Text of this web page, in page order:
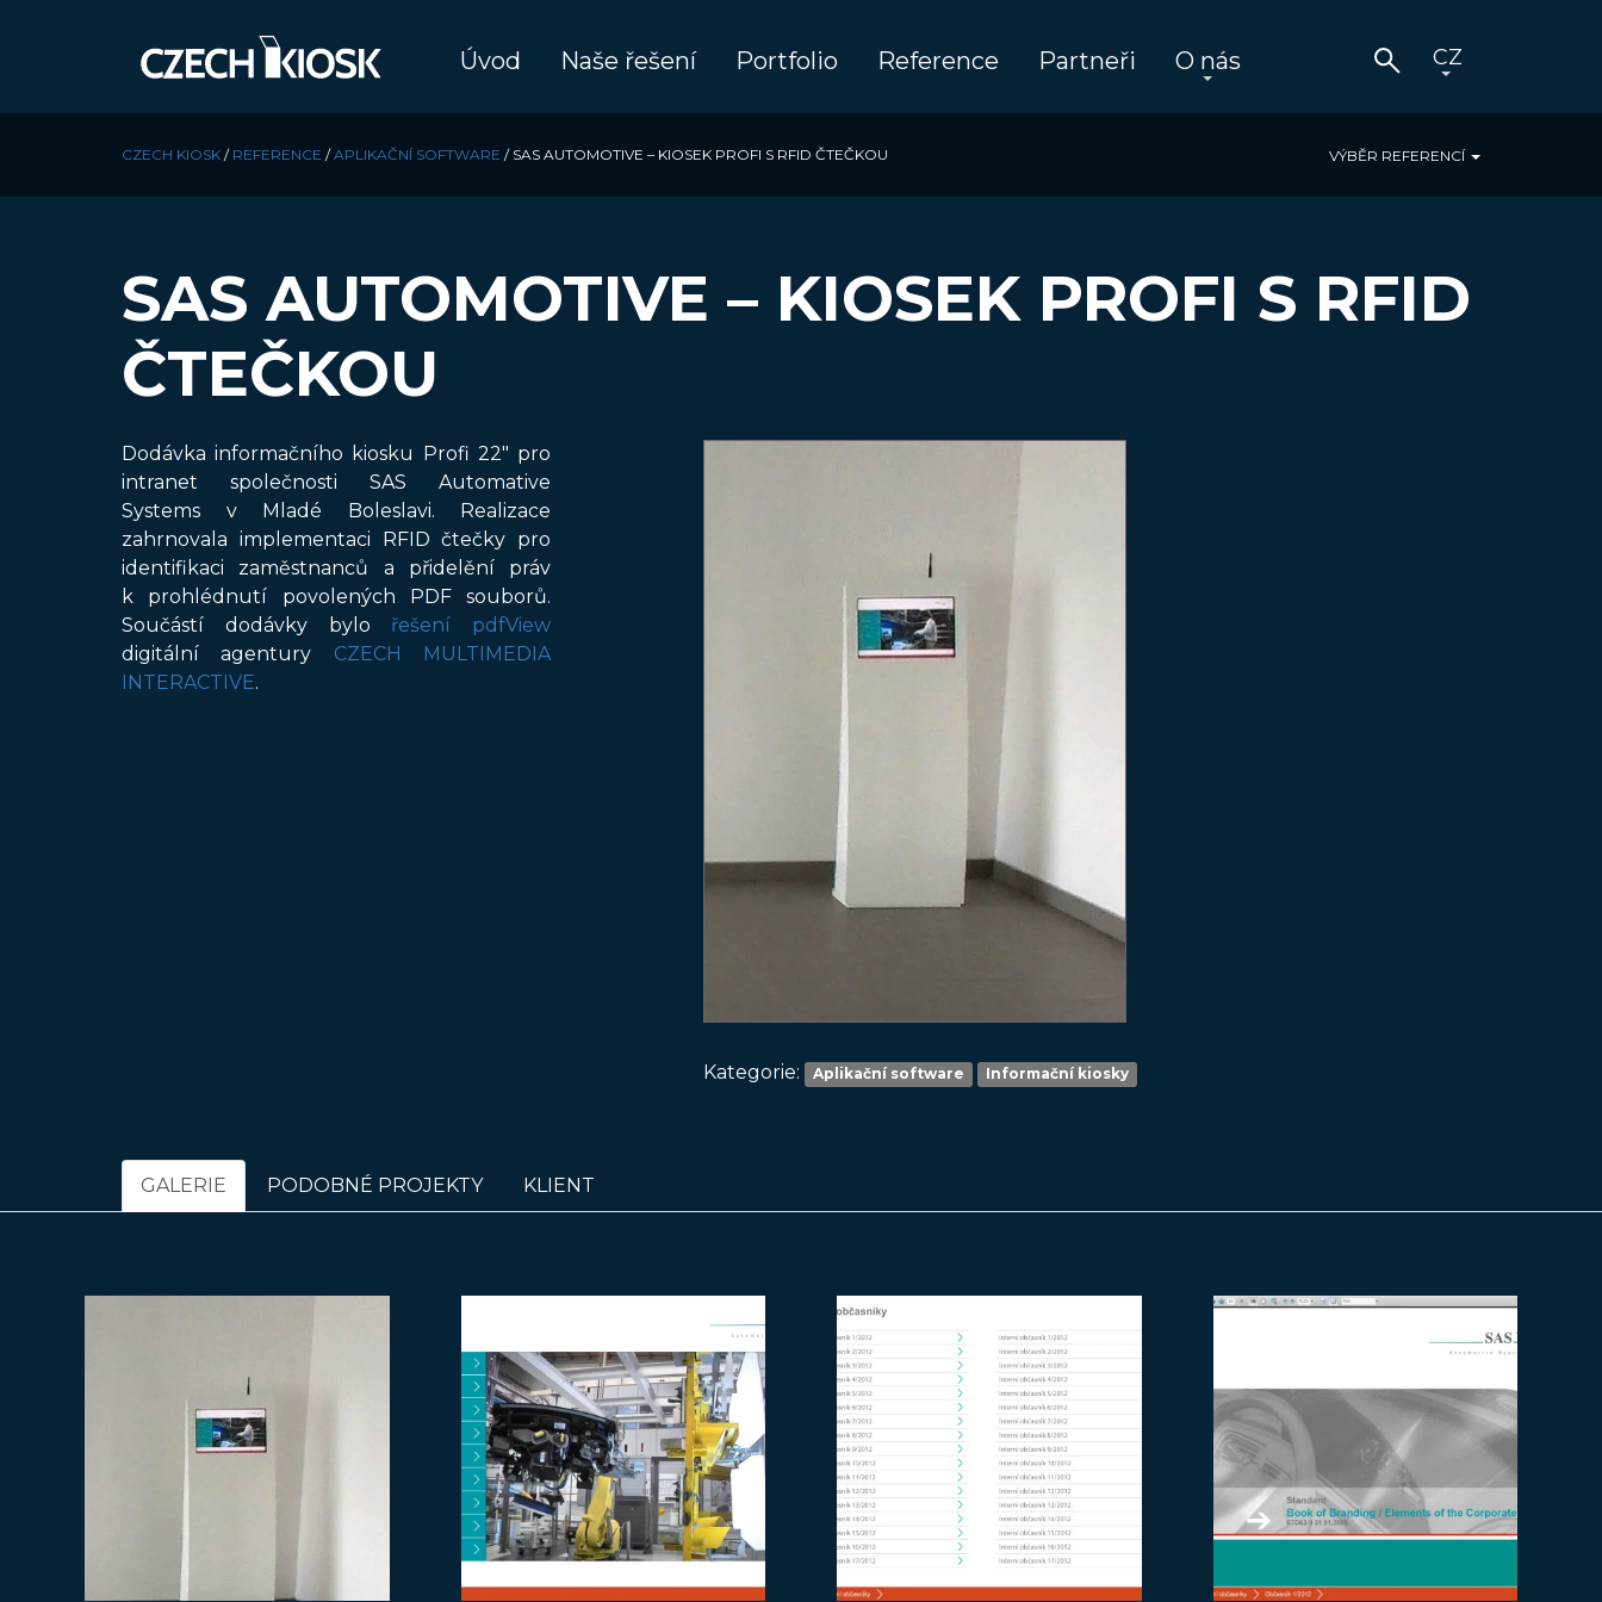
Úvod Naše řešení Portfolio Reference Partneři O nás
CZECH KIOSK / REFERENCE /APLIKAČNÍ SOFTWARE / SAS AUTOMOTIVE – KIOSEK PROFI S RFID ČTEČKOU VÝBĚR REFERENCÍ
SAS AUTOMOTIVE – KIOSEK PROFI S RFID
ČTEČKOU
Dodávka informačního kiosku Profi 22″ pro
intranet společnosti SAS Automative
Systems v Mladé Boleslavi. Realizace
zahrnovala implementaci RFID čtečky pro
identifikaci zaměstnanců a přidelění práv
k prohlédnutí povolených PDF souborů.
Součástí dodávky bylo řešení pdfView
digitální agentury CZECH MULTIMEDIA
INTERACTIVE.
Kategorie: Aplikační software Informační kiosky
GALERIE PODOBNÉ PROJEKTY KLIENT